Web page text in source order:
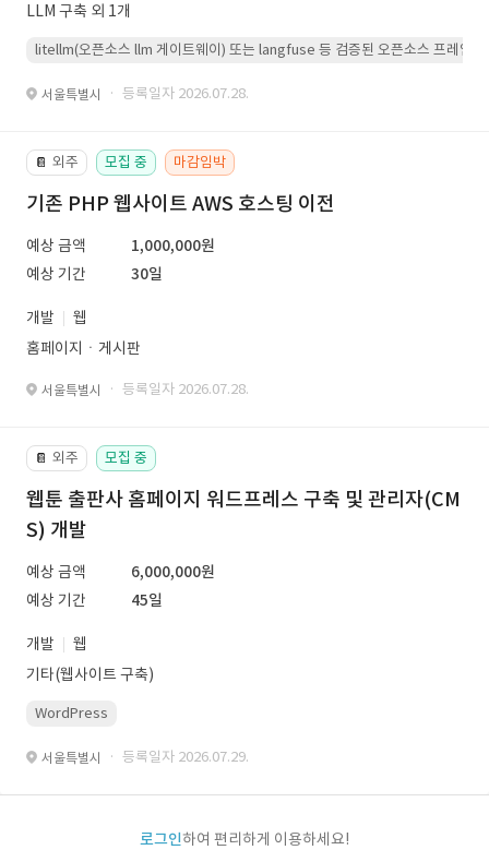
LLM 구축 외 1개
litellm(오픈소스 llm 게이트웨이) 또는 langfuse 등 검증된 오픈소스 프레임워
서울특별시 · 등록일자 2026.07.28.
📔 외주 모집 중 마감임박
기존 PHP 웹사이트 AWS 호스팅 이전
예상 금액
1,000,000원
예상 기간
30일
개발
웹
홈페이지ㆍ게시판
서울특별시 · 등록일자 2026.07.28.
📔 외주 모집 중
웹툰 출판사 홈페이지 워드프레스 구축 및 관리자(CM
S) 개발
예상 금액
6,000,000원
예상 기간
45일
개발
웹
기타(웹사이트 구축)
WordPress
서울특별시 · 등록일자 2026.07.29.
로그인하여 편리하게 이용하세요!